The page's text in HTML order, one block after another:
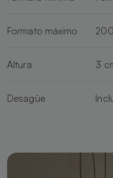
Formato máximo
Altura 3
Desagüe